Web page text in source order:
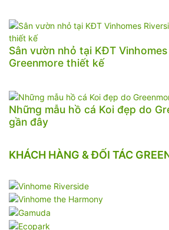
Sân vườn nhỏ tại KĐT
Greenmore thiết kế
Những mẫu hồ cá Koi đẹp do
gần đây
KHÁCH HÀNG & ĐỐI TÁC